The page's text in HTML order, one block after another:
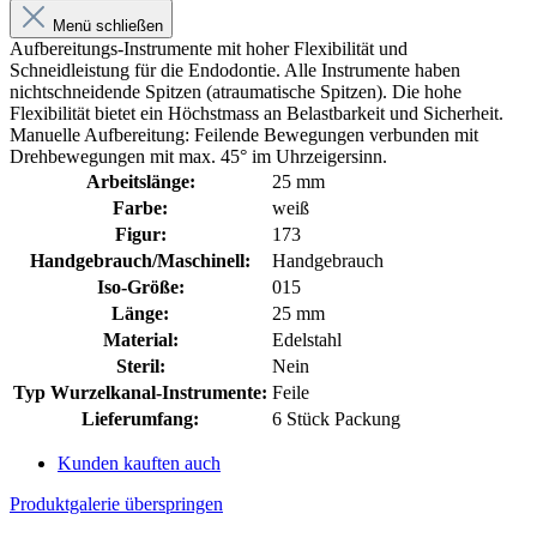
Menü schließen
Aufbereitungs-Instrumente mit hoher Flexibilität und
Schneidleistung für die Endodontie. Alle Instrumente haben
nichtschneidende Spitzen (atraumatische Spitzen). Die hohe
Flexibilität bietet ein Höchstmass an Belastbarkeit und Sicherheit.
Manuelle Aufbereitung: Feilende Bewegungen verbunden mit
Drehbewegungen mit max. 45° im Uhrzeigersinn.
Arbeitslänge:
25 mm
Farbe:
weiß
Figur:
173
Handgebrauch/Maschinell:
Handgebrauch
Iso-Größe:
015
Länge:
25 mm
Material:
Edelstahl
Steril:
Nein
Typ Wurzelkanal-Instrumente: Feile
Lieferumfang:
6 Stück Packung
Kunden kauften auch
Produktgalerie überspringen